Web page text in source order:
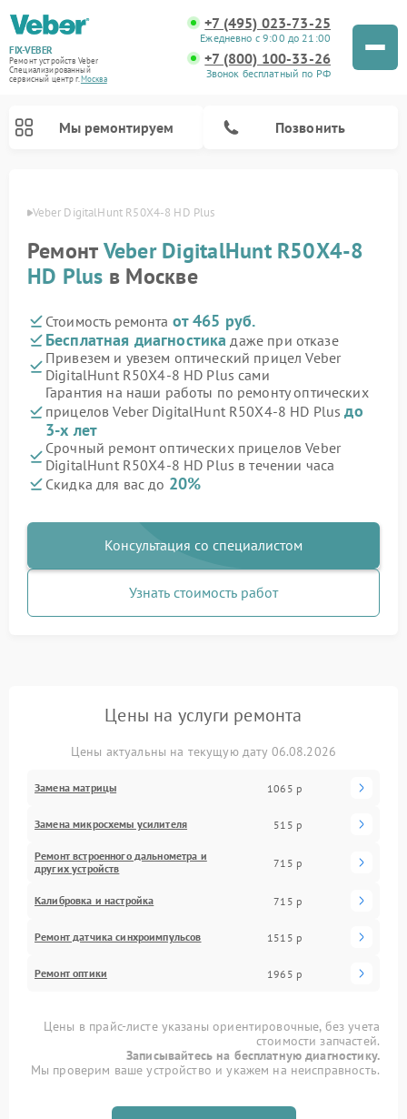
FIX-VEBER
Ремонт устройств Veber
Специализированный
cервисный центр г.Москва
+7 (495) 023-73-25
Ежедневно с 9:00 до 21:00
+7 (800) 100-33-26
Звонок бесплатный по РФ
Мы ремонтируем Позвонить
Veber DigitalHunt R50X4-8 HD Plus
РемонтVeber DigitalHunt R50X4-8
HD Plus в Москве
Стоимость ремонта от 465 руб.
Бесплатная диагностика даже при отказе
Привезем и увезем оптический прицел Veber
DigitalHunt R50X4-8 HD Plus сами
Гарантия на наши работы по ремонту оптических
прицелов Veber DigitalHunt R50X4-8 HD Plusдо
3-х лет
Срочный ремонт оптических прицелов Veber
DigitalHunt R50X4-8 HD Plus в течении часа
Скидка для вас до 20%
Консультация со специалистом
Узнать стоимость работ
Цены на услуги ремонта
Цены актуальны на текущую дату 06.08.2026
Замена матрицы 1065 р
Замена микросхемы усилителя 515 р
Ремонт встроенного дальнометра и
других устройств
715 р
Калибровка и настройка 715 р
Ремонт датчика синхроимпульсов 1515 р
Ремонт оптики 1965 р
Цены в прайс-листе указаны ориентировочные, без учета
стоимости запчастей.
Записывайтесь на бесплатную диагностику.
Мы проверим ваше устройство и укажем на неисправность.